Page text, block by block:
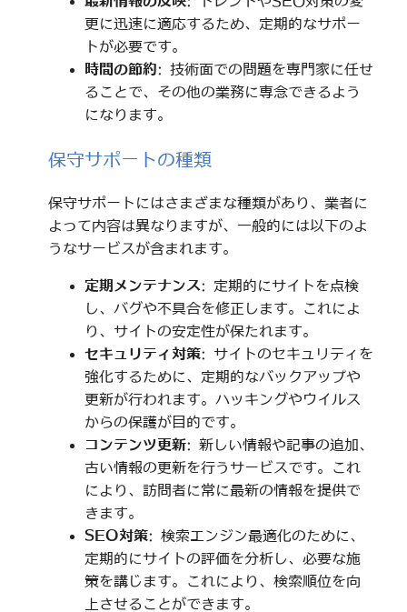
更に迅速に適応するため、定期的なサポー
トが必要です。
時間の節約: 技術面での問題を専門家に任せ
ることで、その他の業務に専念できるよう
になります。
保守サポートの種類
保守サポートにはさまざまな種類があり、業者に
よって内容は異なりますが、一般的には以下のよ
うなサービスが含まれます。
定期メンテナンス: 定期的にサイトを点検
し、バグや不具合を修正します。これによ
り、サイトの安定性が保たれます。
セキュリティ対策: サイトのセキュリティを
強化するために、定期的なバックアップや
更新が行われます。ハッキングやウイルス
からの保護が目的です。
コンテンツ更新: 新しい情報や記事の追加、
古い情報の更新を行うサービスです。これ
により、訪問者に常に最新の情報を提供で
きます。
SEO対策: 検索エンジン最適化のために、
定期的にサイトの評価を分析し、必要な施
策を講じます。これにより、検索順位を向
上させることができます。